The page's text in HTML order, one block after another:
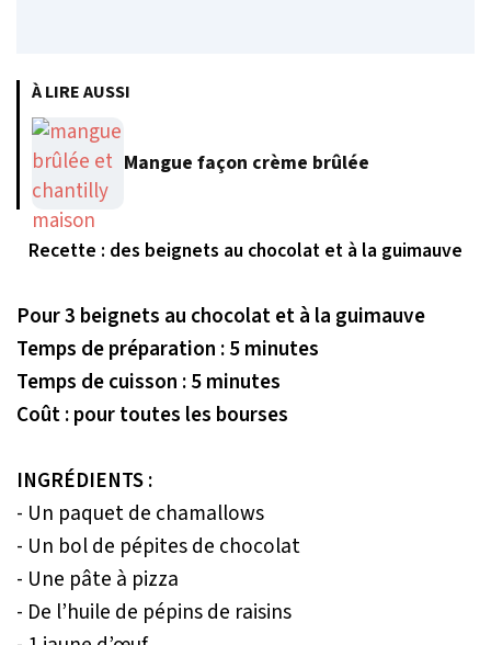
À LIRE AUSSI
Mangue façon crème brûlée
Recette : des beignets au chocolat et à la guimauve
Pour 3 beignets au chocolat et à la guimauve
Temps de préparation : 5 minutes
Temps de cuisson : 5 minutes
Coût : pour toutes les bourses
INGRÉDIENTS :
- Un paquet de chamallows
- Un bol de pépites de chocolat
- Une pâte à pizza
- De l’huile de pépins de raisins